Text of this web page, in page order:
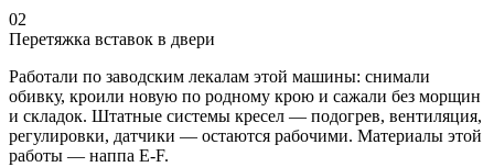
02
Перетяжка вставок в двери
Работали по заводским лекалам этой машины: снимали
обивку, кроили новую по родному крою и сажали без морщин
и складок. Штатные системы кресел — подогрев, вентиляция,
регулировки, датчики — остаются рабочими. Материалы этой
работы — наппа E-F.